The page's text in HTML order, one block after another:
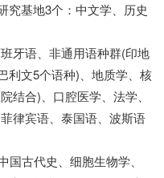
究基地3个：中文学、历史
牙语、非通用语种群(印地
利文5个语种)、地质学、核
结合)、口腔医学、法学、
律宾语、泰国语、波斯语
古代史、细胞生物学、